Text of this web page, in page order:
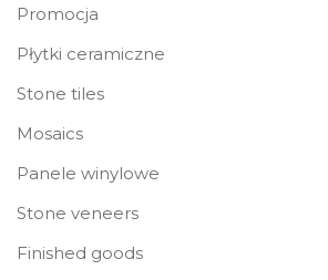
Promocja
Płytki ceramiczne
Stone tiles
Mosaics
Panele winylowe
Stone veneers
Finished goods